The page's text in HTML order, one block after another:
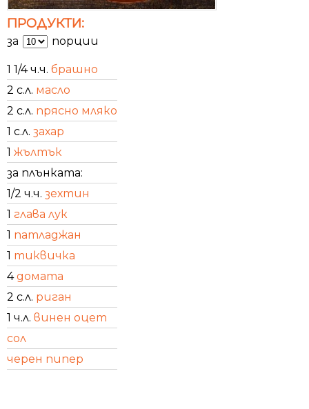
ПРОДУКТИ:
за порции
1 1/4 ч.ч. брашно
2 с.л. масло
2 с.л. прясно мляко
1 с.л. захар
1 жълтък
за плънката:
1/2 ч.ч. зехтин
1 глава лук
1 патладжан
1 тиквичка
4домата
2 с.л. риган
1 ч.л. винен оцет
сол
черен пипер